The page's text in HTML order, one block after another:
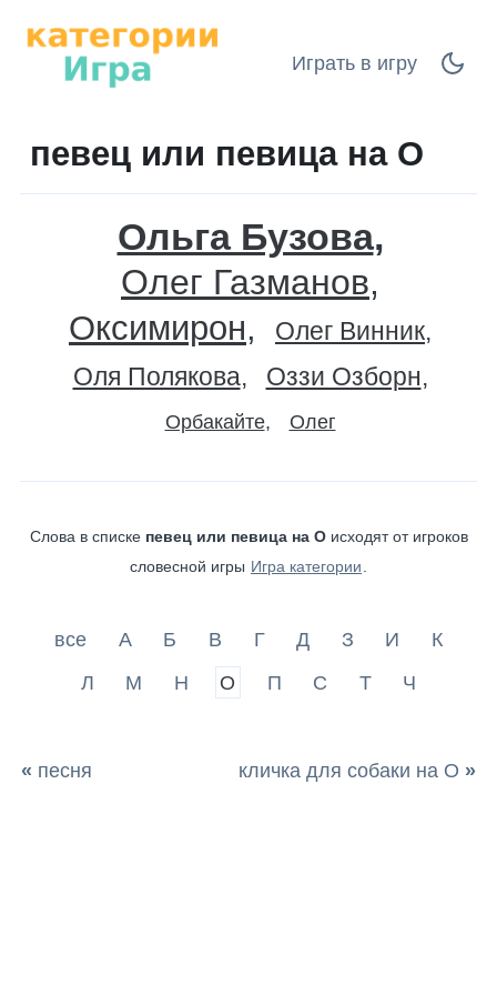
Играть в игру
певец или певица на О
Ольга Бузова
Олег Газманов
Оксимирон
Олег Винник
Оля Полякова
Оззи Озборн
Орбакайте Олег
Слова в списке певец или певица на Оисходят от игроков
словесной игры Игра категории
все А Б В Г Д З И
К
Л
М Н О П С Т Ч
« песня кличка для собаки на О »